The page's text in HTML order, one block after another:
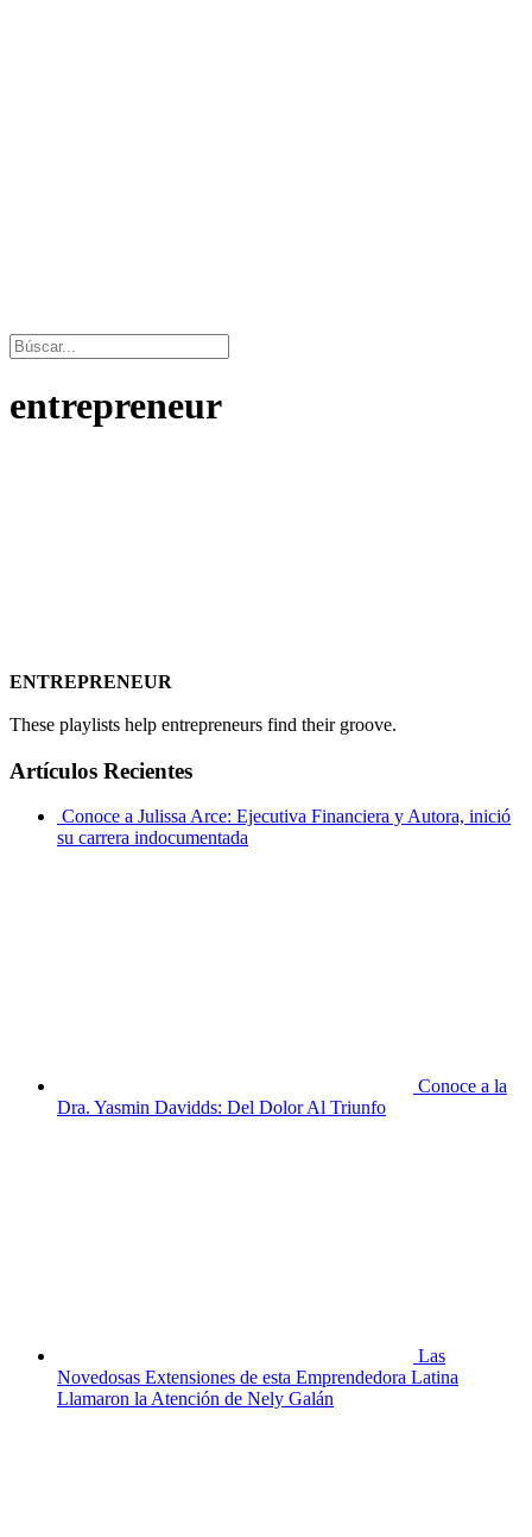
entrepreneur
ENTREPRENEUR
These playlists help entrepreneurs find their groove.
Artículos Recientes
Conoce a Julissa Arce: Ejecutiva Financiera y Autora, inició
su carrera indocumentada
Conoce a la
Dra. Yasmin Davidds: Del Dolor Al Triunfo
Las
Novedosas Extensiones de esta Emprendedora Latina
Llamaron la Atención de Nely Galán